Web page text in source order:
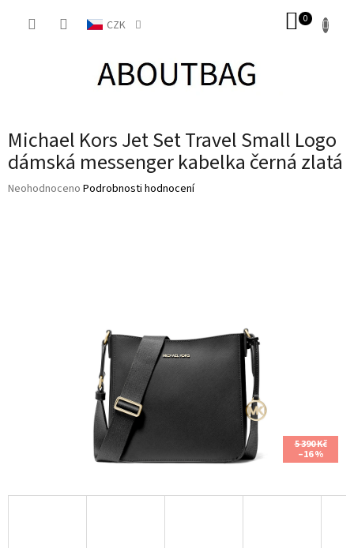
CZK
Michael Kors Jet Set Travel Small Logo
dámská messenger kabelka černá zlatá
Průměrné
Neohodnoceno Podrobnosti hodnocení
5 390 Kč
–16 %